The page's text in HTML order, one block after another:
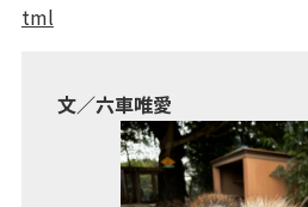
tml
文／六車唯愛